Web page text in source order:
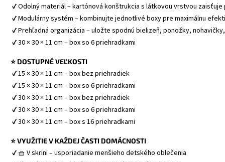
✔ Odolný materiál – kartónová konštrukcia s látkovou vrstvou
✔ Modulárny systém – kombinujte jednotlivé boxy pre maximálnu
✔ Prehľadná organizácia – uložte spodnú bielizeň, ponožky,
✔ 30 × 30 × 11 cm – box so 6 priehradkami
⭐ DOSTUPNÉ VEĽKOSTI
✔ 15 × 30 × 11 cm – box bez priehradiek
✔ 15 × 30 × 11 cm – box so 6 priehradkami
✔ 30 × 30 × 11 cm – box bez priehradiek
✔ 30 × 30 × 11 cm – box so 6 priehradkami
✔ 30 × 30 × 11 cm – box s 16 priehradkami
⭐ VYUŽITIE V KAŽDEJ ČASTI DOMÁCNOSTI
✔ 🧺 V skrini – usporiadanie menšieho detského oblečenia